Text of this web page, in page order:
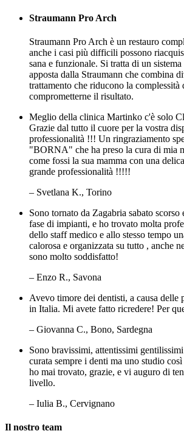
Straumann Pro Arch
Straumann Pro Arch è un restauro
anche i casi più difficili possono
sana e funzionale. Si tratta di un
apposta dalla Straumann che combina
trattamento che riducono la complessità
comprometterne il risultato.
Meglio della clinica Martinko c'è solo
Grazie dal tutto il cuore per la vostra
professionalità !!! Un ringraziamento
"BORNA" che ha preso la cura di mia
come fossi la sua mamma con una
grande professionalità !!!!!
– Svetlana K., Torino
Sono tornato da Zagabria sabato
fase di impianti, e ho trovato molta
dello staff medico e allo stesso tempo
calorosa e organizzata su tutto , anche
sono molto soddisfatto!
– Enzo R., Savona
Avevo timore dei dentisti, a causa delle
in Italia. Mi avete fatto ricredere! Per
– Giovanna C., Bono, Sardegna
Sono bravissimi, attentissimi
curata sempre i denti ma uno studio
ho mai trovato, grazie, e vi auguro di
livello.
– Iulia B., Cervignano
Il nostro team